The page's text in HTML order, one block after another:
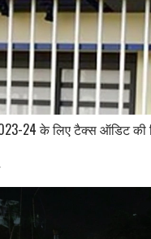
2023-24 के लिए टैक्स ऑडिट की